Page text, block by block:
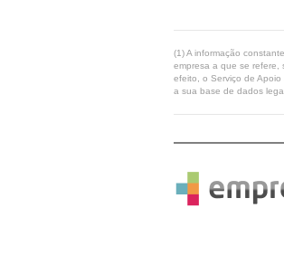
(1) A informação
empresa a que se refere,
efeito, o Serviço de
a sua base de dados